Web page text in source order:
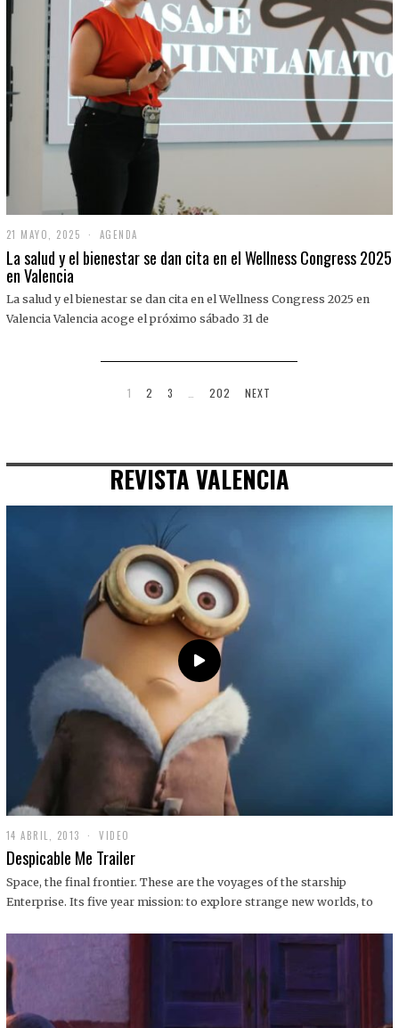
21 MAYO, 2025
1
M
O
,
AGENDA
La salud y el bienestar se dan cita en el Wellness Congress 2025
en Valencia
La salud y el bienestar se dan cita en el Wellness Congress 2025 en
Valencia Valencia acoge el próximo sábado 31 de
1 2 3 202 NEXT
REVISTA VALENCIA
14 ABRIL, 2013
9
D
C
I
1
VIDEO
Despicable Me Trailer
Space, the final frontier. These are the voyages of the starship
Enterprise. Its five year mission: to explore strange new worlds, to